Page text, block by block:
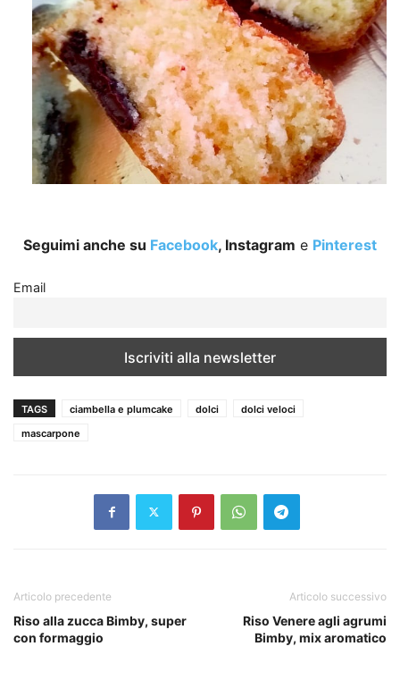
Seguimi anche su Facebook, Instagram e Pinterest
Email
TAGS ciambella e plumcake dolci
dolci veloci
mascarpone
Articolo precedente
Riso alla zucca Bimby, super
con formaggio
Articolo successivo
Riso Venere agli agrumi
Bimby, mix aromatico